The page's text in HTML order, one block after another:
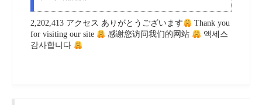
2,202,413 アクセス ありがとうございます
Thank you
for visiting our site
感谢您访问我们的网站
액세스
감사합니다